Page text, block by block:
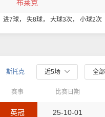
布莱克
进7球， 失8球， 大球3次， 小球2次
斯托克 近5场 全部
赛事 比赛日期
英冠 25-10-01